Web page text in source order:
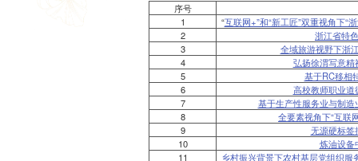
序号
1
“互联网+”和“新工匠”双重视角下“
2
浙江省特
3
全域旅游视野下浙
4
弘扬徐渭写意精
5
基于RC移相
6
高校教师职业道
7
基于生产性服务业与制
8
全要素视角下“互联
9
无源硬标签
10
炼油设备
11
乡村振兴背景下农村基层党组织